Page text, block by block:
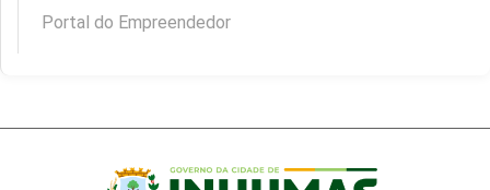
Portal do Empreendedor